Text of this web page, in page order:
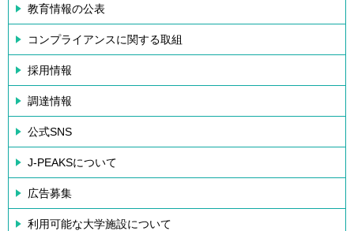
教育情報の公表
コンプライアンスに関する取組
採用情報
調達情報
公式SNS
J-PEAKSについて
広告募集
利用可能な大学施設について